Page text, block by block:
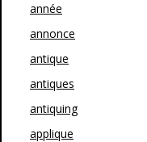
année
annonce
antique
antiques
antiquing
applique